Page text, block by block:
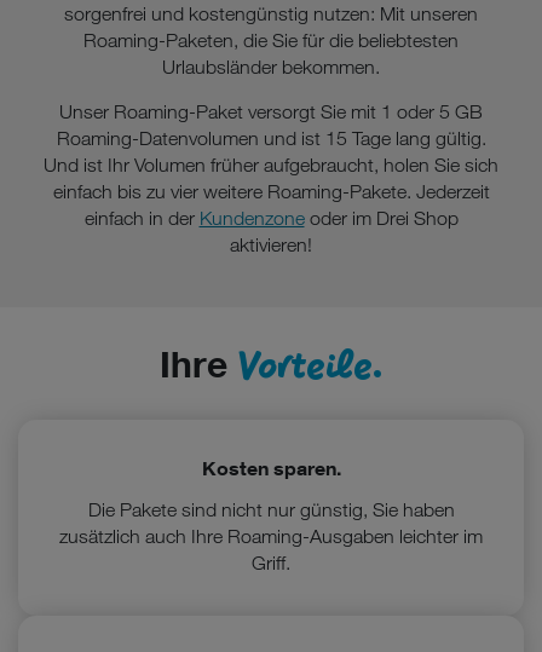
sorgenfrei und kostengünstig nutzen: Mit unseren
Roaming-Paketen, die Sie für die beliebtesten
Urlaubsländer bekommen.
Unser Roaming-Paket versorgt Sie mit 1 oder 5 GB
Roaming-Datenvolumen und ist 15 Tage lang gültig.
Und ist Ihr Volumen früher aufgebraucht, holen Sie sich
einfach bis zu vier weitere Roaming-Pakete. Jederzeit
einfach in der Kundenzoneoder im Drei Shop
aktivieren!
Ihre Vorteile.
Kosten sparen.
Die Pakete sind nicht nur günstig, Sie haben
zusätzlich auch Ihre Roaming-Ausgaben leichter im
Griff.